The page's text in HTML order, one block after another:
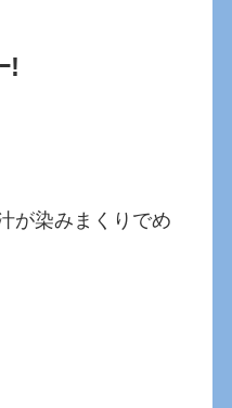
!
が染みまくりでめ